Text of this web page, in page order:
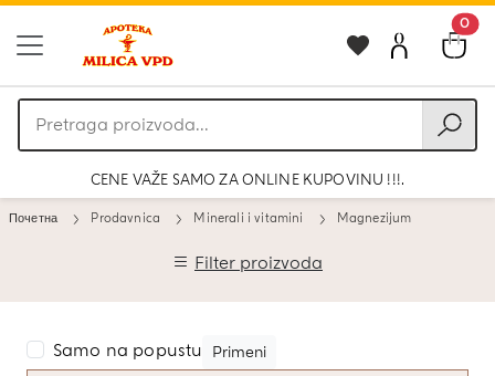
0
Pretraga
proizvoda
CENE VAŽE SAMO ZA ONLINE KUPOVINU !!!.
Почетна Prodavnica Minerali i vitamini Magnezijum
Filter proizvoda
Samo na popustu Primeni